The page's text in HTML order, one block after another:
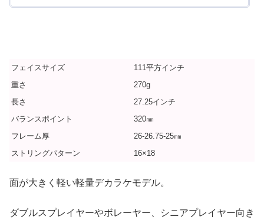
フェイスサイズ
111平方インチ
重さ
270g
長さ
27.25インチ
バランスポイント
320㎜
フレーム厚
26-26.75-25㎜
ストリングパターン
16×18
面が大きく軽い軽量デカラケモデル。
ダブルスプレイヤーやボレーヤー、シニアプレイヤー向き